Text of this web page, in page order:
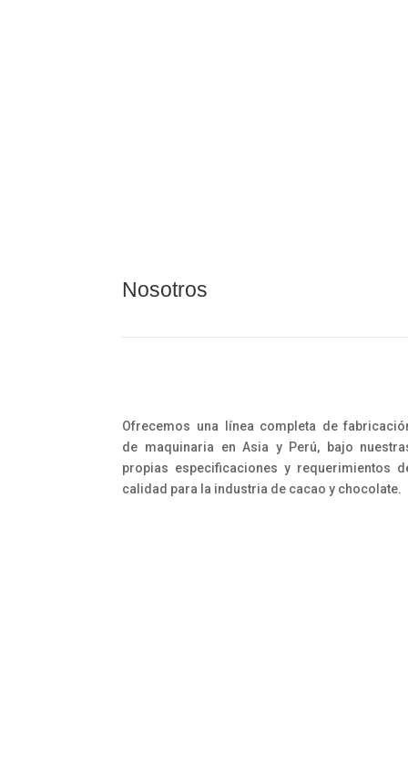
Nosotros
Ofrecemos una línea completa de
de maquinaria en Asia y Perú, bajo
propias especificaciones y requerimientos
calidad para la industria de cacao y chocolate.